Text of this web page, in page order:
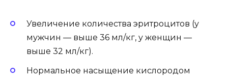
Увеличение количества эритроцитов (у
мужчин — выше 36 мл/кг, у женщин —
выше 32 мл/кг).
Нормальное насыщение кислородом